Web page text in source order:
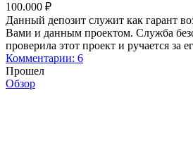
100.000 ₽
Данный депозит служит как гарант
Вами и данным проектом. Служба
проверила этот проект и ручается за
Комментарии: 6
Прошел
Обзор